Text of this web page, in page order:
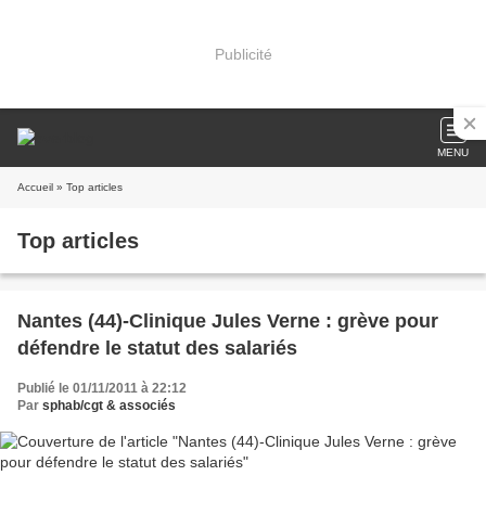
Publicité
MENU
Accueil » Top articles
Top articles
Nantes (44)-Clinique Jules Verne : grève pour
défendre le statut des salariés
Publié le 01/11/2011 à 22:12
Par sphab/cgt & associés